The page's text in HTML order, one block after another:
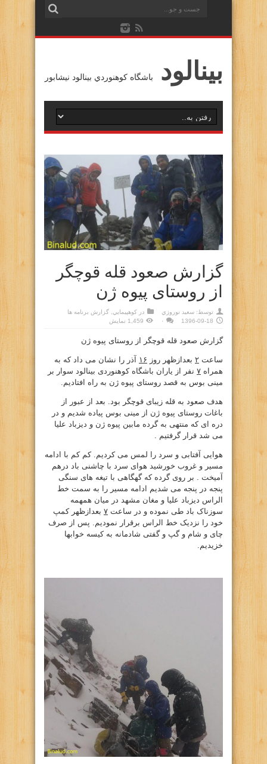
بينالود باشگاه كوهنوردي بينالود نيشابور
گزارش صعود قله قوچگر
از روستای پیوه ژن
توسط: سعيد نوروزي در كوهپيمايي
گزارش برنامه ها
1396-09-18
۰ 1,459 نمایش
گزارش صعود قله قوچگر از روستای پیوه ژن
ساعت ۲ بعدازظهر روز ۱۶ آذر را نشان می داد که به
همراه ۷ نفر از یاران باشگاه کوهنوردی بینالود سوار بر
مینی بوس به قصد روستای پیوه ژن به راه افتادیم.
هدف صعود به قله زیبای قوچگر بود. بعد از عبور از
باغات روستای پیوه ژن از مینی بوس پیاده شدیم و در
دره ای که منتهی به گرده مابین پیوه ژن و دیزباد علیا
می شد قرار گرفتیم .
هوایی آفتابی و سرد را لمس می کردیم. کم کم با ادامه
مسیر و غروب خورشید هوای سرد با چاشنی باد درهم
آمیخت . بر روی گرده که گهگاهی با تیغه های سنگی
پنجه در پنجه می شدیم ادامه مسیر را به سمت خط
الراس دیزباد علیا و مغان مشهد در میان همهمه
سوزناک باد طی نموده و در ساعت ۷ بعدازظهر کمپ
خود را نزدیک خط الراس برقرار نمودیم. پس از صرف
چای و شام و گپ و گفتی شادمانه به کیسه خوابها
خزیدیم.